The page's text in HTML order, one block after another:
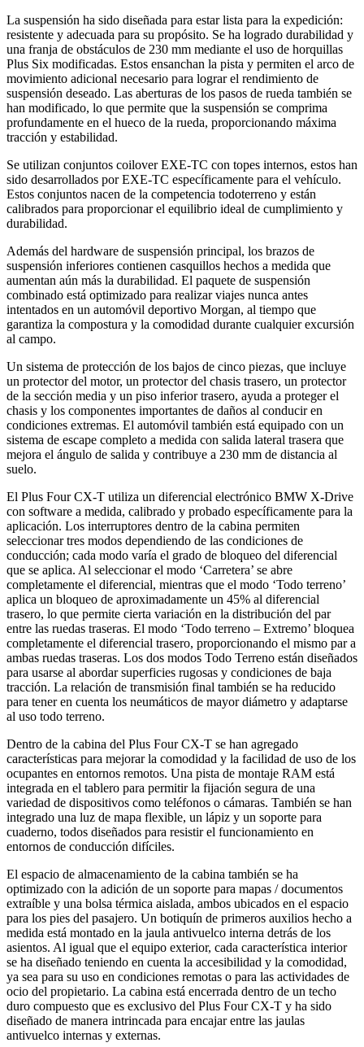
La suspensión ha sido diseñada para estar lista para la expedición:
resistente y adecuada para su propósito. Se ha logrado durabilidad y
una franja de obstáculos de 230 mm mediante el uso de horquillas
Plus Six modificadas. Estos ensanchan la pista y permiten el arco de
movimiento adicional necesario para lograr el rendimiento de
suspensión deseado. Las aberturas de los pasos de rueda también se
han modificado, lo que permite que la suspensión se comprima
profundamente en el hueco de la rueda, proporcionando máxima
tracción y estabilidad.
Se utilizan conjuntos coilover EXE-TC con topes internos, estos han
sido desarrollados por EXE-TC específicamente para el vehículo.
Estos conjuntos nacen de la competencia todoterreno y están
calibrados para proporcionar el equilibrio ideal de cumplimiento y
durabilidad.
Además del hardware de suspensión principal, los brazos de
suspensión inferiores contienen casquillos hechos a medida que
aumentan aún más la durabilidad. El paquete de suspensión
combinado está optimizado para realizar viajes nunca antes
intentados en un automóvil deportivo Morgan, al tiempo que
garantiza la compostura y la comodidad durante cualquier excursión
al campo.
Un sistema de protección de los bajos de cinco piezas, que incluye
un protector del motor, un protector del chasis trasero, un protector
de la sección media y un piso inferior trasero, ayuda a proteger el
chasis y los componentes importantes de daños al conducir en
condiciones extremas. El automóvil también está equipado con un
sistema de escape completo a medida con salida lateral trasera que
mejora el ángulo de salida y contribuye a 230 mm de distancia al
suelo.
El Plus Four CX-T utiliza un diferencial electrónico BMW X-Drive
con software a medida, calibrado y probado específicamente para la
aplicación. Los interruptores dentro de la cabina permiten
seleccionar tres modos dependiendo de las condiciones de
conducción; cada modo varía el grado de bloqueo del diferencial
que se aplica. Al seleccionar el modo ‘Carretera’ se abre
completamente el diferencial, mientras que el modo ‘Todo terreno’
aplica un bloqueo de aproximadamente un 45% al ​​diferencial
trasero, lo que permite cierta variación en la distribución del par
entre las ruedas traseras. El modo ‘Todo terreno – Extremo’ bloquea
completamente el diferencial trasero, proporcionando el mismo par a
ambas ruedas traseras. Los dos modos Todo Terreno están diseñados
para usarse al abordar superficies rugosas y condiciones de baja
tracción. La relación de transmisión final también se ha reducido
para tener en cuenta los neumáticos de mayor diámetro y adaptarse
al uso todo terreno.
Dentro de la cabina del Plus Four CX-T se han agregado
características para mejorar la comodidad y la facilidad de uso de los
ocupantes en entornos remotos. Una pista de montaje RAM está
integrada en el tablero para permitir la fijación segura de una
variedad de dispositivos como teléfonos o cámaras. También se han
integrado una luz de mapa flexible, un lápiz y un soporte para
cuaderno, todos diseñados para resistir el funcionamiento en
entornos de conducción difíciles.
El espacio de almacenamiento de la cabina también se ha
optimizado con la adición de un soporte para mapas / documentos
extraíble y una bolsa térmica aislada, ambos ubicados en el espacio
para los pies del pasajero. Un botiquín de primeros auxilios hecho a
medida está montado en la jaula antivuelco interna detrás de los
asientos. Al igual que el equipo exterior, cada característica interior
se ha diseñado teniendo en cuenta la accesibilidad y la comodidad,
ya sea para su uso en condiciones remotas o para las actividades de
ocio del propietario. La cabina está encerrada dentro de un techo
duro compuesto que es exclusivo del Plus Four CX-T y ha sido
diseñado de manera intrincada para encajar entre las jaulas
antivuelco internas y externas.